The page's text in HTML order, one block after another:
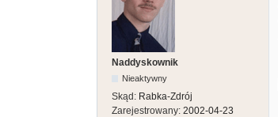
Naddyskownik
Nieaktywny
Skąd: Rabka-Zdrój
Zarejestrowany: 2002-04-23